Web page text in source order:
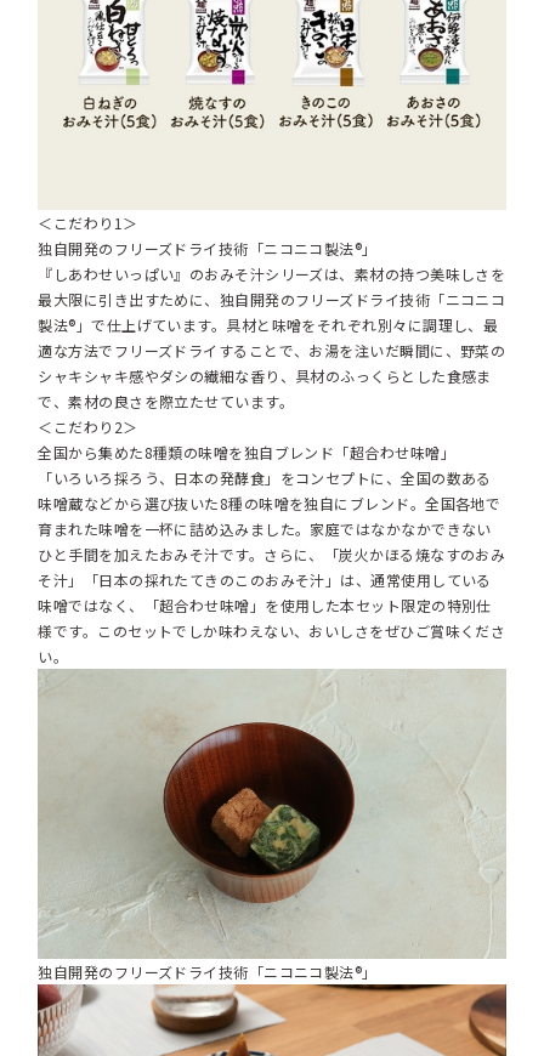
＜こだわり1＞
独自開発のフリーズドライ技術「ニコニコ製法®」
『しあわせいっぱい』のおみそ汁シリーズは、素材の持つ美味しさを
最大限に引き出すために、独自開発のフリーズドライ技術「ニコニコ
製法®」で仕上げています。具材と味噌をそれぞれ別々に調理し、最
適な方法でフリーズドライすることで、お湯を注いだ瞬間に、野菜の
シャキシャキ感やダシの繊細な香り、具材のふっくらとした食感ま
で、素材の良さを際立たせています。
＜こだわり2＞
全国から集めた8種類の味噌を独自ブレンド「超合わせ味噌」
「いろいろ採ろう、日本の発酵食」をコンセプトに、全国の数ある
味噌蔵などから選び抜いた8種の味噌を独自にブレンド。全国各地で
育まれた味噌を一杯に詰め込みました。家庭ではなかなかできない
ひと手間を加えたおみそ汁です。さらに、「炭火かほる焼なすのおみ
そ汁」「日本の採れたてきのこのおみそ汁」は、通常使用している
味噌ではなく、「超合わせ味噌」を使用した本セット限定の特別仕
様です。このセットでしか味わえない、おいしさをぜひご賞味くださ
い。
独自開発のフリーズドライ技術「ニコニコ製法®」